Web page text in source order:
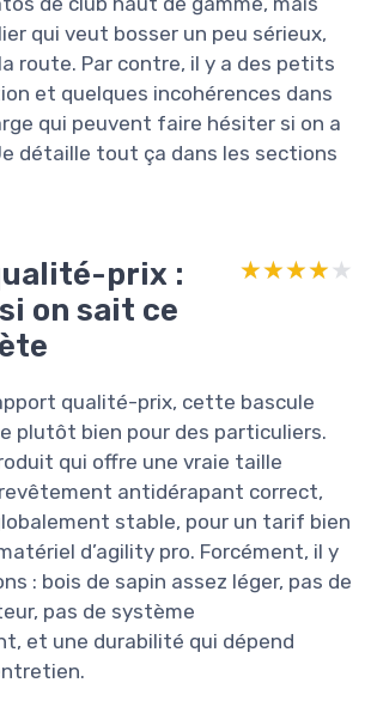
qui veut bosser un peu sérieux,
route. Par contre, il y a des petits
et quelques incohérences dans
qui peuvent faire hésiter si on a
détaille tout ça dans les sections
prix :
on sait ce
★★★★★
★★★★★
qualité-prix, cette bascule
plutôt bien pour des particuliers.
qui offre une vraie taille
antidérapant correct,
stable, pour un tarif bien
d’agility pro. Forcément, il y
: bois de sapin assez léger, pas de
pas de système
et une durabilité qui dépend